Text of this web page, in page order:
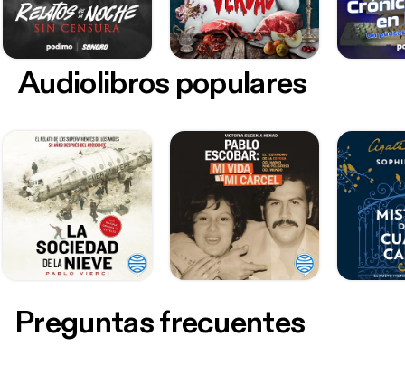
Audiolibros populares
Preguntas frecuentes